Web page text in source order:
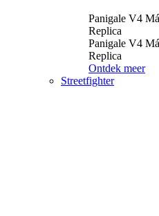
Panigale V4
Replica
Panigale V4
Replica
Ontdek meer
Streetfighter